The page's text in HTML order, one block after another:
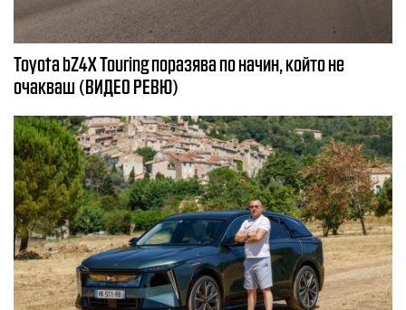
Toyota bZ4X Touring поразява по начин, който не
очакваш (ВИДЕО РЕВЮ)